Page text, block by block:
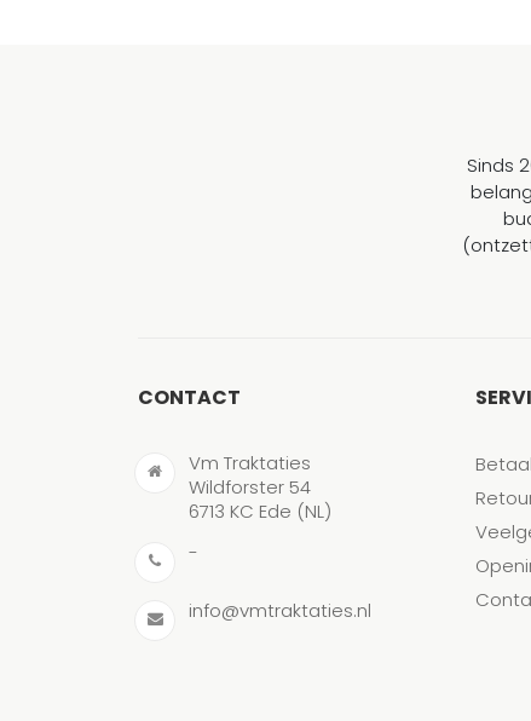
Sinds
CONTACT
Vm Traktaties
Wildforster 54
6713 KC Ede (NL)
-
info@vmtraktaties.nl